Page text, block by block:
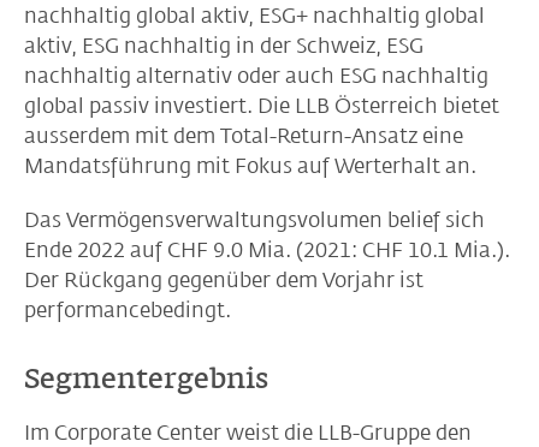
nachhaltig global aktiv, ESG+ nachhaltig global
aktiv, ESG nachhaltig in der Schweiz, ESG
nachhaltig alternativ oder auch ESG nachhaltig
global passiv investiert. Die LLB Österreich bietet
ausserdem mit dem Total-Return-Ansatz eine
Mandatsführung mit Fokus auf Werterhalt an.
Das Vermögensverwaltungsvolumen belief sich
Ende 2022 auf CHF 9.0 Mia. (2021: CHF 10.1 Mia.).
Der Rückgang gegenüber dem Vorjahr ist
performancebedingt.
Segmentergebnis
Im Corporate Center weist die LLB-Gruppe den